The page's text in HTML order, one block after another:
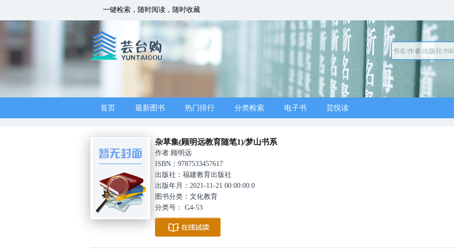
一键检索，随时阅读，随时收藏
首页 最新图书 热门排行 分类检索 电子书 芸悦读
杂草集(顾明远教育随笔1)/梦山书系
作者:顾明远
ISBN：9787533457617
出版社：福建教育出版社
出版年月：2021-11-21 00:00:00.0
图书分类：文化教育
分类号： G4-53